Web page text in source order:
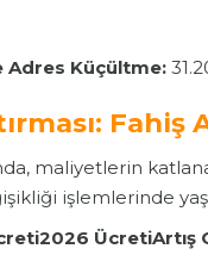
Adres Küçültme:
Fahiş
maliyetlerin
işlemlerinde
2026 ÜcretiArtış